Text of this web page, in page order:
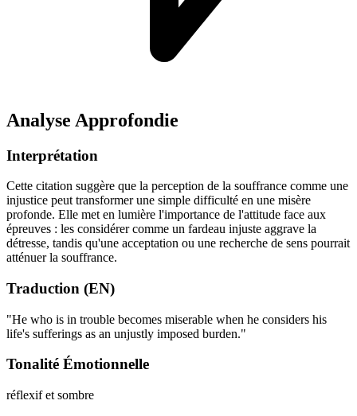
Analyse Approfondie
Interprétation
Cette citation suggère que la perception de la souffrance comme une
injustice peut transformer une simple difficulté en une misère
profonde. Elle met en lumière l'importance de l'attitude face aux
épreuves : les considérer comme un fardeau injuste aggrave la
détresse, tandis qu'une acceptation ou une recherche de sens pourrait
atténuer la souffrance.
Traduction (EN)
"He who is in trouble becomes miserable when he considers his
life's sufferings as an unjustly imposed burden."
Tonalité Émotionnelle
réflexif et sombre